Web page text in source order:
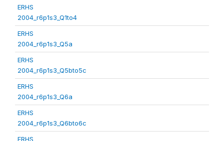
ERHS
2004_r6p1s3_Q1to4
ERHS
2004_r6p1s3_Q5a
ERHS
2004_r6p1s3_Q5bto5c
ERHS
2004_r6p1s3_Q6a
ERHS
2004_r6p1s3_Q6bto6c
ERHS